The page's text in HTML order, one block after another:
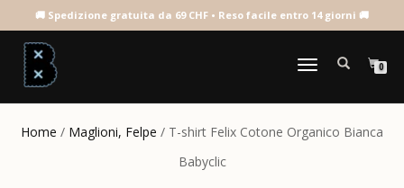
NAVIGAZIONE
0
Home / Maglioni, Felpe / T-shirt Felix Cotone Organico Bianca
Babyclic